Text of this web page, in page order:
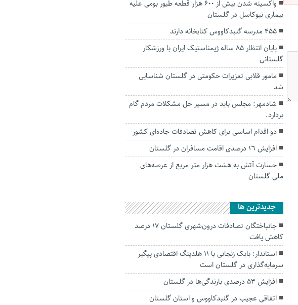
واکسینه شدن بیش از ۶۰۰ هزار قطعه طیور بومی علیه
بیماری نیوکاسل در گلستان
۴۵۵ مدرسه گنبدکاووس کتابخانه دارند
پایان انتظار ۸۵ ساله ژیمناستیک ایران با ورزشکار
گلستانی
مامور قلابی تعزیرات حکومتی در گلستان شناسایی
شد
شادمهر: مجلس باید در مسیر حل مشکلات مردم گام
بردارد.
دو اقدام اساسی برای کاهش تصادفات جاده‌ای کشور
افزایش ١٦ درصدی اقامت مسافران در گلستان
خسارت آتش به هشت هزار متر مربع از عرصه‌های
ملی گلستان
جديدترين ها
جانباختگان تصادفات درون‌شهری گلستان ۱۷ درصد
کاهش یافت
استاندار: بابک زنجانی با ۱۱ هلدینگ اقتصادی پیگیر
سرمایه‌گذاری در گلستان است
افزایش ۵۳ درصدی بارندگی‌ها در گلستان
اتفاقی عجیب در‌ گنبدکاووس و استان گلستان